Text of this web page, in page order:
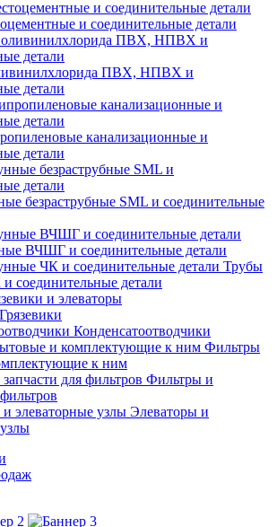
и соединительные детали
ПВХ, НПВХ и
детали
канализационные и
детали
безраструбные SML и соединительные
ВЧШГ и соединительные детали
Трубы
соединительные детали
и элеваторы
Грязевики
Конденсатоотводчики
Фильтры
к ним
Фильтры и
Элеваторы и